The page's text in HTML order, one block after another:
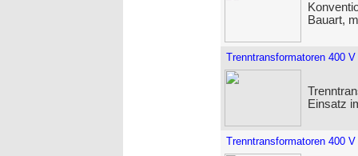
Bauart,
Trenntransformatoren 400
Einsatz
Trenntransformatoren 400